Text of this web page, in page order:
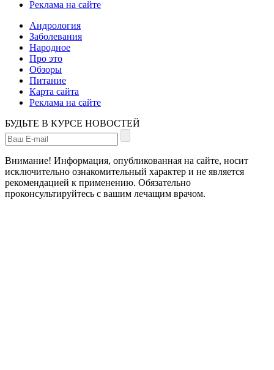
Реклама на сайте
Андрология
Заболевания
Народное
Про это
Обзоры
Питание
Карта сайта
Реклама на сайте
БУДЬТЕ В КУРСЕ НОВОСТЕЙ
Внимание! Информация, опубликованная на сайте, носит
исключительно ознакомительный характер и не является
рекомендацией к применению. Обязательно
проконсультируйтесь с вашим лечащим врачом.